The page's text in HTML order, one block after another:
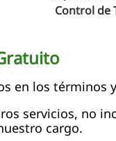
Control de
en los términos
servicios, no
cargo.